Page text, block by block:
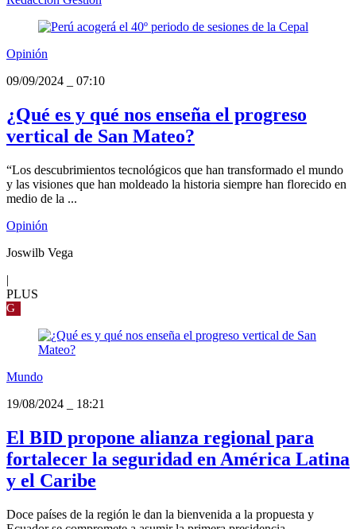
Opinión
09/09/2024
07:10
¿Qué es y qué nos enseña el progreso
vertical de San Mateo?
“Los descubrimientos tecnológicos que han transformado el mundo
y las visiones que han moldeado la historia siempre han florecido en
medio de la ...
Opinión
Joswilb Vega
|
PLUS
G
Mundo
19/08/2024
18:21
El BID propone alianza regional para
fortalecer la seguridad en América Latina
y el Caribe
Doce países de la región le dan la bienvenida a la propuesta y